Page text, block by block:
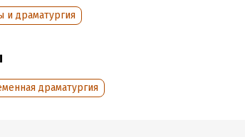
содержит нецензурную брань.
информация
53251
и драматургия
драматургия